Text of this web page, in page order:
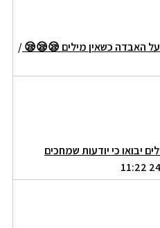
האבדה כשאין מילים 😪😪😪/
יבואו כי יודעות שמחכים